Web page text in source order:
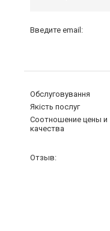
Введите email:
Обслуговування
Якість послуг
Соотношение цены и
качества
Отзыв: